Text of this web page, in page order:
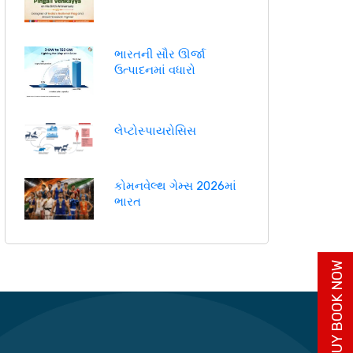
ભારતની સૌર ઊર્જા
ઉત્પાદનમાં વધારો
લેપ્ટોસ્પાયરોસિસ
કોમનવેલ્થ ગેમ્સ 2026માં
ભારત
BUY BOOK NOW